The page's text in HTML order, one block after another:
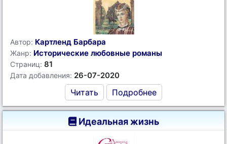
Автор: Картленд Барбара
Жанр: Исторические любовные романы
Страниц: 81
Дата добавления: 26-07-2020
Читать Подробнее
Идеальная жизнь